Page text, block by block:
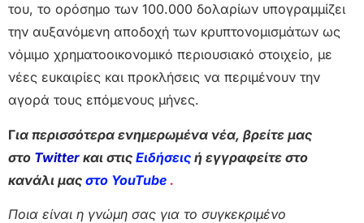
του, το ορόσημο των 100.000 δολαρίων υπογραμμίζει
την αυξανόμενη αποδοχή των κρυπτονομισμάτων ως
νόμιμο χρηματοοικονομικό περιουσιακό στοιχείο, με
νέες ευκαιρίες και προκλήσεις να περιμένουν την
αγορά τους επόμενους μήνες.
Για περισσότερα ενημερωμένα νέα, βρείτε μας
στο Twitter και στις Ειδήσεις ή εγγραφείτε στο
κανάλι μας στο YouTube .
Ποια είναι η γνώμη σας για το συγκεκριμένο